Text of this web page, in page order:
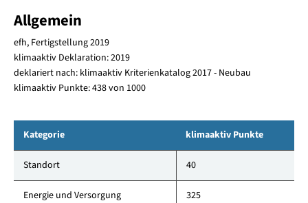
Allgemein
efh, Fertigstellung 2019
klimaaktiv Deklaration: 2019
deklariert nach: klimaaktiv Kriterienkatalog 2017 - Neubau
klimaaktiv Punkte: 438 von 1000
Kategorie klimaaktiv Punkte
Standort 40
Energie und Versorgung 325